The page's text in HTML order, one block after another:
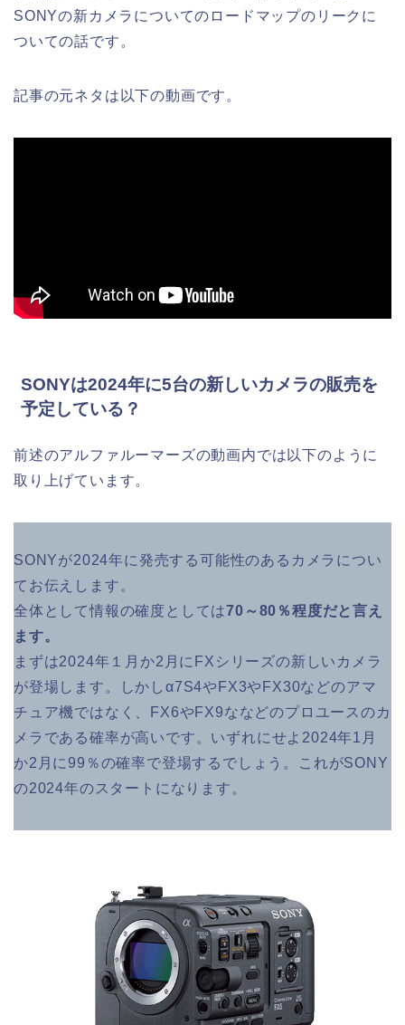
SONYの新カメラについてのロードマップのリークに
ついての話です。
記事の元ネタは以下の動画です。
SONYは2024年に5台の新しいカメラの販売を
予定している？
前述のアルファルーマーズの動画内では以下のように
取り上げています。
SONYが2024年に発売する可能性のあるカメラについ
てお伝えします。
全体として情報の確度としては70～80％程度だと言え
ます。
まずは2024年１月か2月にFXシリーズの新しいカメラ
が登場します。しかしα7S4やFX3やFX30などのアマ
チュア機ではなく、FX6やFX9ななどのプロユースのカ
メラである確率が高いです。いずれにせよ2024年1月
か2月に99％の確率で登場するでしょう。これがSONY
の2024年のスタートになります。